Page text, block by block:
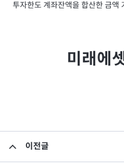
투자한도 계좌잔액을 합산한 금액
미래에
이전글